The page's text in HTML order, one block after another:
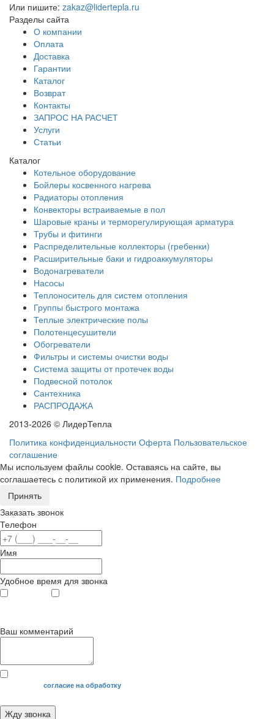
Или пишите: zakaz@lidertepla.ru
Разделы сайта
О компании
Оплата
Доставка
Гарантии
Каталог
Возврат
Контакты
ЗАПРОС НА РАСЧЕТ
Услуги
Статьи
Каталог
Котельное оборудование
Бойлеры косвенного нагрева
Радиаторы отопления
Конвекторы встраиваемые в пол
Шаровые краны и терморегулирующая арматура
Трубы и фитинги
Распределительные коллекторы (гребенки)
Расширительные баки и гидроаккумуляторы
Водонагреватели
Насосы
Теплоноситель для систем отопления
Группы быстрого монтажа
Теплые электрические полы
Полотенцесушители
Обогреватели
Фильтры и системы очистки воды
Система защиты от протечек воды
Подвесной потолок
Сантехника
РАСПРОДАЖА
2013-2026 © ЛидерТепла
Политика конфиденциальности Оферта Пользовательское
соглашение
Мы используем файлы cookie. Оставаясь на сайте, вы
соглашаетесь с политикой их применения. Подробнее
Принять
Заказать звонок
Телефон
Имя
Удобное время для звонка
Ваш комментарий
Я даю своесогласие на обработку
Жду звонка